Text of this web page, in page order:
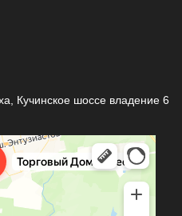
Кучинское шоссе владение 6